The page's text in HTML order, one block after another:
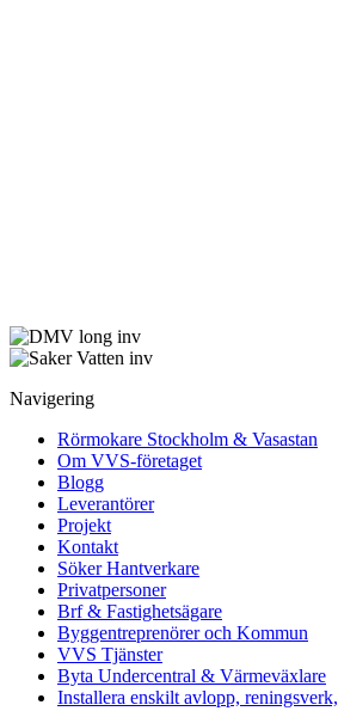
Navigering
Rörmokare Stockholm & Vasastan
Om VVS-företaget
Blogg
Leverantörer
Projekt
Kontakt
Söker Hantverkare
Privatpersoner
Brf & Fastighetsägare
Byggentreprenörer och Kommun
VVS Tjänster
Byta Undercentral & Värmeväxlare
Installera enskilt avlopp, reningsverk,